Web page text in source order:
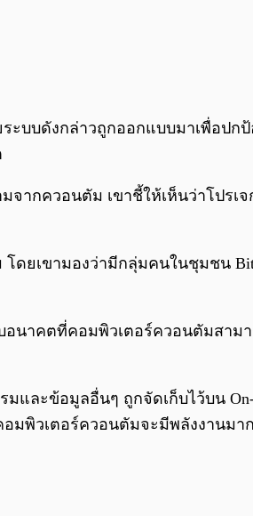
ระบบดังกล่าวถูกออกแบบมาเพื่อปก
จากควอนตัม เขาชี้ให้เห็นว่าโปรเ
ยเขามองว่ามีกลุ่มคนในชุมชน
อนาคตที่คอมพิวเตอร์ควอนตัมสามา
ละข้อมูลอื่นๆ ถูกจัดเก็บไว้บน On-
มพิวเตอร์ควอนตัมจะมีพลังงานมา